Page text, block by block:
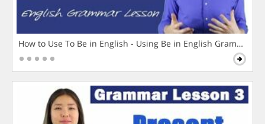
How to Use To Be in English - Using Be in English Grammar